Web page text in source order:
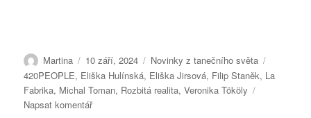
Autor:
Martina Publikováno:
10 září, 2024 Rubriky:
Novinky z tanečního světa
420PEOPLE, Eliška Hulínská, Eliška Jirsová, Filip Staněk, La
Fabrika, Michal Toman, Rozbitá realita,Veronika Tököly
Napsat komentářpro